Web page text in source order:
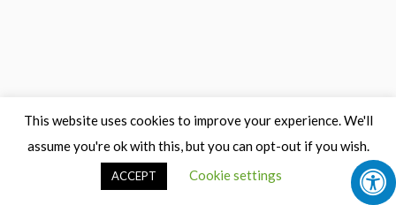
This website uses cookies to improve your experience. We'll
assume you're ok with this, but you can opt-out if you wish.
Cookie settings
ACCEPT